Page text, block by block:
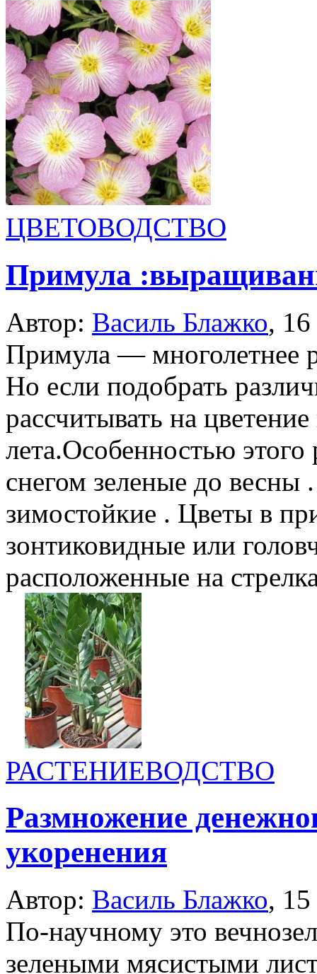
ЦВЕТОВОДСТВО
Примула
Автор: Василь Блажко,
Примула — многолетнее
Но если подобрать
рассчитывать на
лета.Особенностью этого
снегом зеленые до
зимостойкие . Цветы в
зонтиковидные или
расположенные на
РАСТЕНИЕВОДСТВО
Размножение
укоренения
Автор: Василь Блажко,
По-научному это
зелеными мясистыми